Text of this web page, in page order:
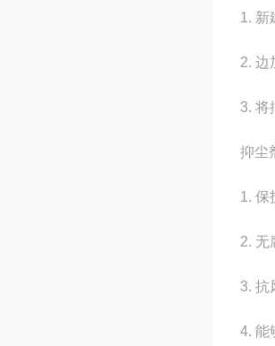
1. 新
2. 边
3. 将
抑尘
1. 保
2. 无
3. 抗
4. 能